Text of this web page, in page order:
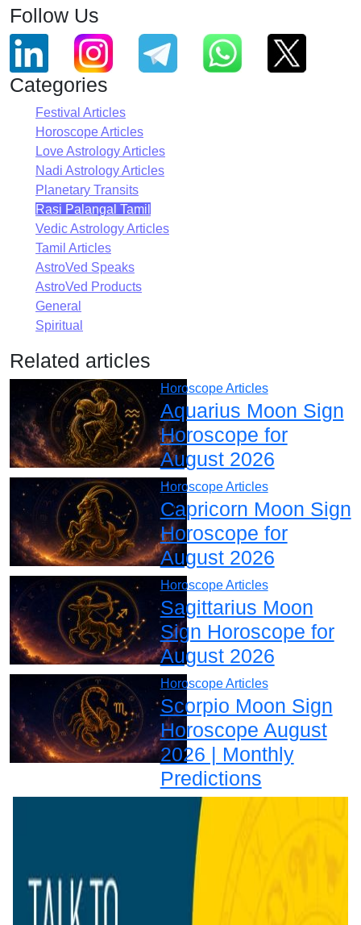
Follow Us
Categories
Festival Articles
Horoscope Articles
Love Astrology Articles
Nadi Astrology Articles
Planetary Transits
Rasi Palangal Tamil
Vedic Astrology Articles
Tamil Articles
AstroVed Speaks
AstroVed Products
General
Spiritual
Related articles
Horoscope Articles
Aquarius Moon Sign
Horoscope for
August 2026
Horoscope Articles
Capricorn Moon Sign
Horoscope for
August 2026
Horoscope Articles
Sagittarius Moon
Sign Horoscope for
August 2026
Horoscope Articles
Scorpio Moon Sign
Horoscope August
2026 | Monthly
Predictions